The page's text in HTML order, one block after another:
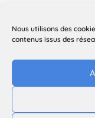
Nous utilisons des
contenus issus des
Le site
Mentions
Politique de